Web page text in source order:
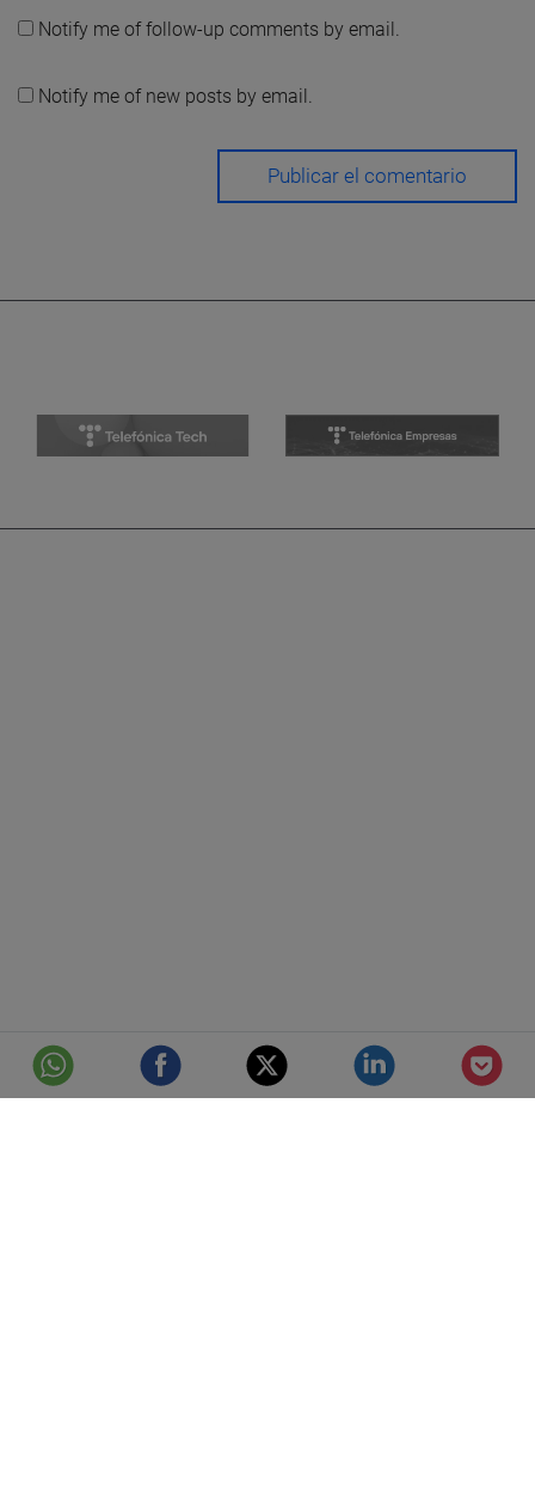
Notify me of follow-up comments by email.
Notify me of new posts by email.